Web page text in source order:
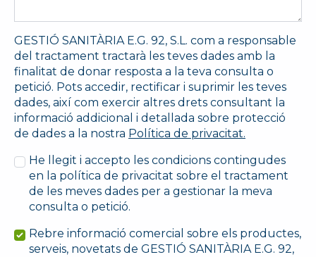
GESTIÓ SANITÀRIA E.G. 92, S.L. com a responsable
del tractament tractarà les teves dades amb la
finalitat de donar resposta a la teva consulta o
petició. Pots accedir, rectificar i suprimir les teves
dades, així com exercir altres drets consultant la
informació addicional i detallada sobre protecció
de dades a la nostra Política de privacitat.
He llegit i accepto les condicions contingudes
en la política de privacitat sobre el tractament
de les meves dades per a gestionar la meva
consulta o petició.
Rebre informació comercial sobre els productes,
serveis, novetats de GESTIÓ SANITÀRIA E.G. 92,